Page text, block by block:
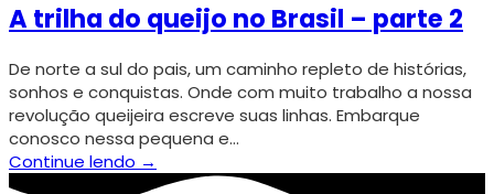
A trilha do queijo no Brasil – parte 2
De norte a sul do pais, um caminho repleto de histórias,
sonhos e conquistas. Onde com muito trabalho a nossa
revolução queijeira escreve suas linhas. Embarque
conosco nessa pequena e…
Continue lendo →